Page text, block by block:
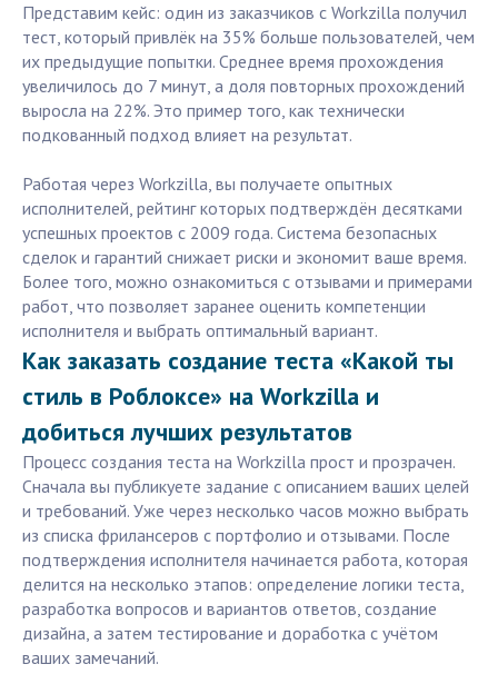
Представим кейс: один из заказчиков с Workzilla получил
тест, который привлёк на 35% больше пользователей, чем
их предыдущие попытки. Среднее время прохождения
увеличилось до 7 минут, а доля повторных прохождений
выросла на 22%. Это пример того, как технически
подкованный подход влияет на результат.
Работая через Workzilla, вы получаете опытных
исполнителей, рейтинг которых подтверждён десятками
успешных проектов с 2009 года. Система безопасных
сделок и гарантий снижает риски и экономит ваше время.
Более того, можно ознакомиться с отзывами и примерами
работ, что позволяет заранее оценить компетенции
исполнителя и выбрать оптимальный вариант.
Как заказать создание теста «Какой ты
стиль в Роблоксе» на Workzilla и
добиться лучших результатов
Процесс создания теста на Workzilla прост и прозрачен.
Сначала вы публикуете задание с описанием ваших целей
и требований. Уже через несколько часов можно выбрать
из списка фрилансеров с портфолио и отзывами. После
подтверждения исполнителя начинается работа, которая
делится на несколько этапов: определение логики теста,
разработка вопросов и вариантов ответов, создание
дизайна, а затем тестирование и доработка с учётом
ваших замечаний.